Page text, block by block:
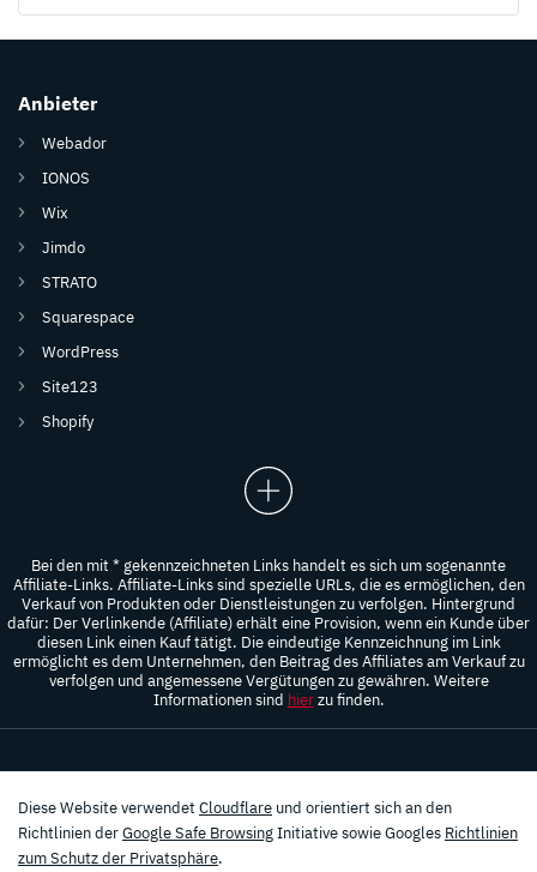
Anbieter
Webador
IONOS
Wix
Jimdo
STRATO
Squarespace
WordPress
Site123
Shopify
Bei den mit * gekennzeichneten Links handelt es sich um sogenannte
Affiliate-Links. Affiliate-Links sind spezielle URLs, die es ermöglichen, den
Verkauf von Produkten oder Dienstleistungen zu verfolgen. Hintergrund
dafür: Der Verlinkende (Affiliate) erhält eine Provision, wenn ein Kunde über
diesen Link einen Kauf tätigt. Die eindeutige Kennzeichnung im Link
ermöglicht es dem Unternehmen, den Beitrag des Affiliates am Verkauf zu
verfolgen und angemessene Vergütungen zu gewähren. Weitere
Informationen sind hierzu finden.
Diese Website verwendet Cloudflare und orientiert sich an den
Richtlinien derGoogle Safe BrowsingInitiative sowie Googles Richtlinien
zum Schutz der Privatsphäre.